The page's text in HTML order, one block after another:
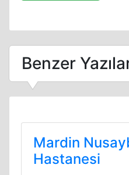
Benzer
Mardin
Hastanesi